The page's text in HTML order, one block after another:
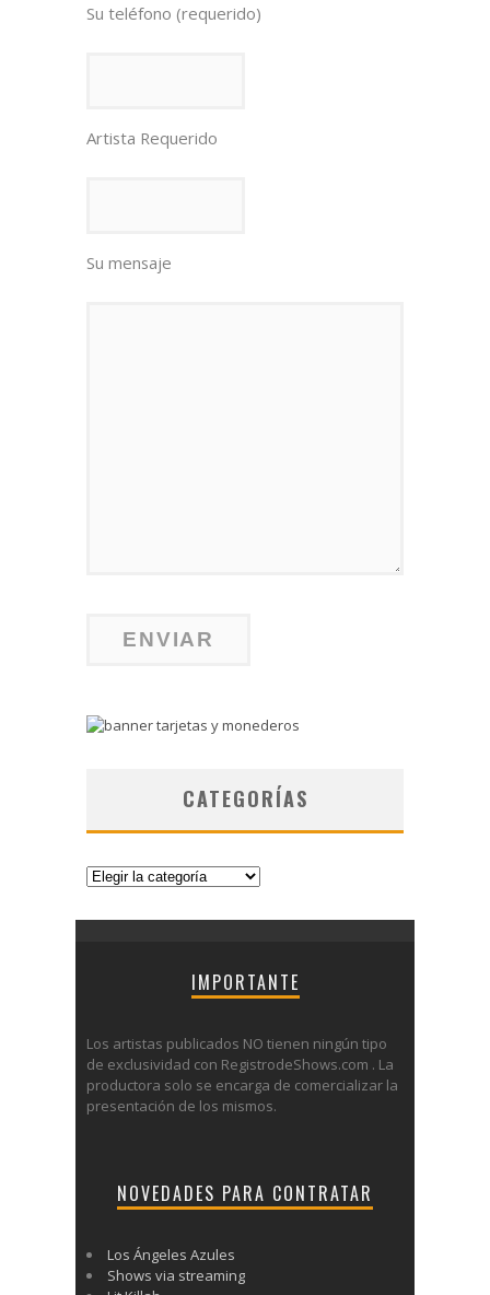
Su teléfono (requerido)
Artista Requerido
Su mensaje
CATEGORÍAS
Categorías
IMPORTANTE
Los artistas publicados NO tienen ningún tipo
de exclusividad con RegistrodeShows.com . La
productora solo se encarga de comercializar la
presentación de los mismos.
NOVEDADES PARA CONTRATAR
Los Ángeles Azules
Shows via streaming